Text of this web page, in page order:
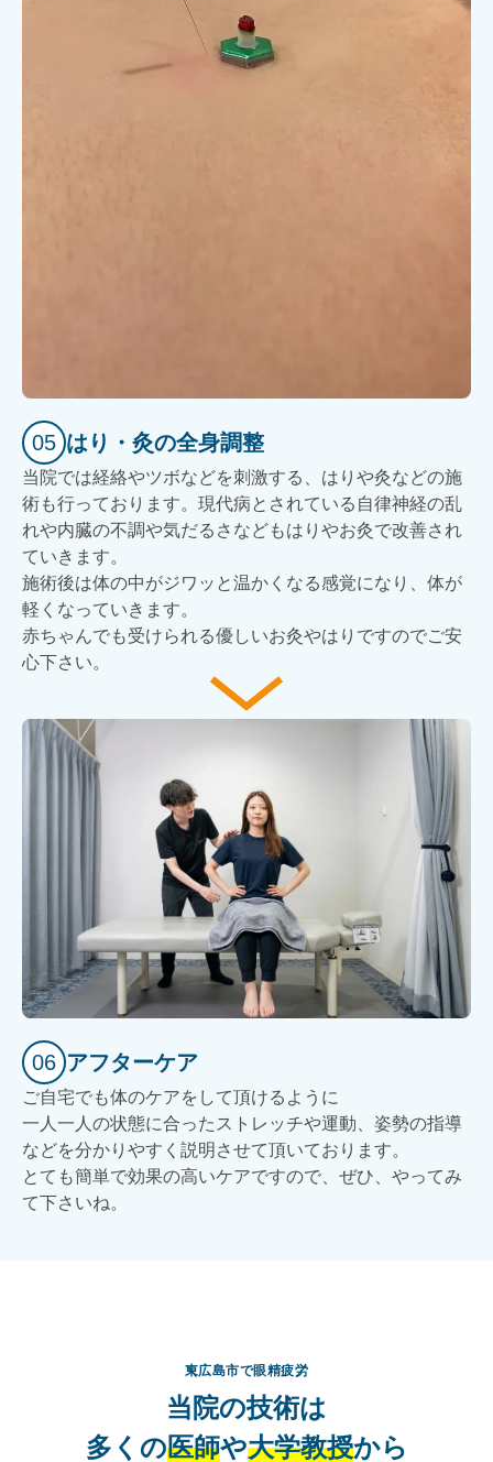
05 はり・灸の全身調整
当院では経絡やツボなどを刺激する、はりや灸などの施
術も行っております。現代病とされている自律神経の乱
れや内臓の不調や気だるさなどもはりやお灸で改善され
ていきます。
施術後は体の中がジワッと温かくなる感覚になり、体が
軽くなっていきます。
赤ちゃんでも受けられる優しいお灸やはりですのでご安
心下さい。
06 アフターケア
ご自宅でも体のケアをして頂けるように
一人一人の状態に合ったストレッチや運動、姿勢の指導
などを分かりやすく説明させて頂いております。
とても簡単で効果の高いケアですので、ぜひ、やってみ
て下さいね。
東広島市で眼精疲労
当院の技術は
多くの医師や大学教授から